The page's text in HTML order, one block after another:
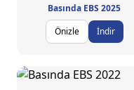
Basında EBS 2025
Önizle
İndir